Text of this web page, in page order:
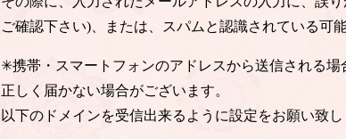
ご確認下さい)、または、スパムと認識されている可
✳︎携帯・スマートフォンのアドレスから送信される
正しく届かない場合がございます。
以下のドメインを受信出来るように設定をお願い致